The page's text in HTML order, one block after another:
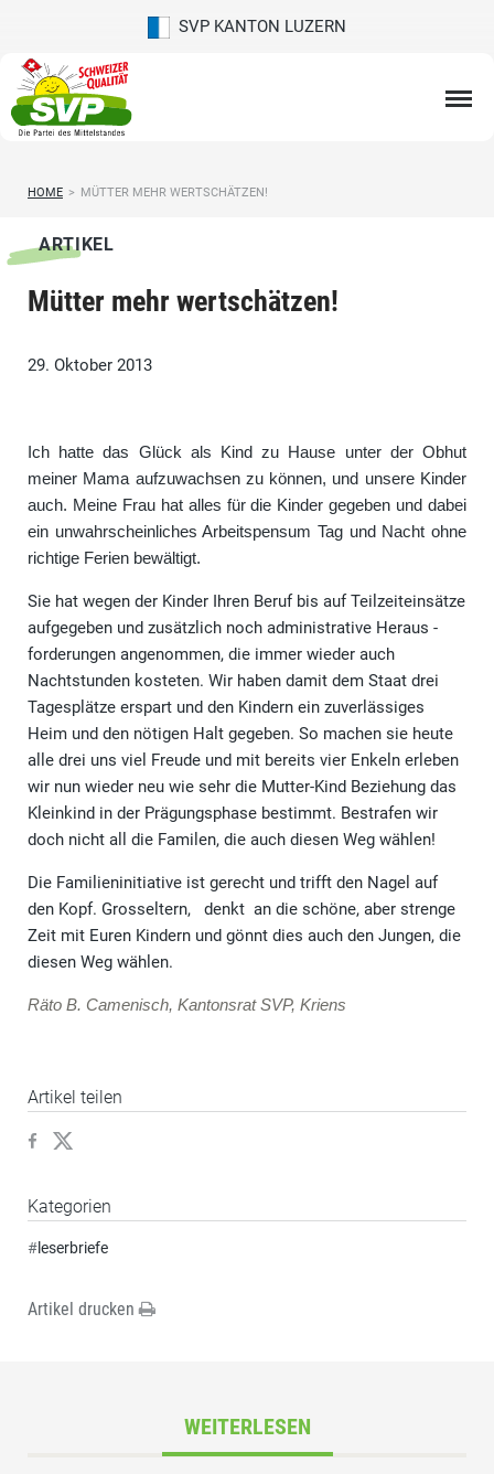
SVP KANTON LUZERN
HOME > MÜTTER MEHR WERTSCHÄTZEN!
ARTIKEL
Mütter mehr wertschätzen!
29. Oktober 2013
Ich hatte das Glück als Kind zu Hause unter der Obhut
meiner Mama aufzuwachsen zu können, und unsere Kinder
auch. Meine Frau hat alles für die Kinder gegeben und dabei
ein unwahrscheinliches Arbeitspensum Tag und Nacht ohne
richtige Ferien bewältigt.
Sie hat wegen der Kinder Ihren Beruf bis auf Teilzeiteinsätze
aufgegeben und zusätzlich noch administrative Heraus -
forderungen angenommen, die immer wieder auch
Nachtstunden kosteten. Wir haben damit dem Staat drei
Tagesplätze erspart und den Kindern ein zuverlässiges
Heim und den nötigen Halt gegeben. So machen sie heute
alle drei uns viel Freude und mit bereits vier Enkeln erleben
wir nun wieder neu wie sehr die Mutter-Kind Beziehung das
Kleinkind in der Prägungsphase bestimmt. Bestrafen wir
doch nicht all die Familen, die auch diesen Weg wählen!
Die Familieninitiative ist gerecht und trifft den Nagel auf
den Kopf. Grosseltern, denkt an die schöne, aber strenge
Zeit mit Euren Kindern und gönnt dies auch den Jungen, die
diesen Weg wählen.
Räto B. Camenisch, Kantonsrat SVP, Kriens
Artikel teilen
Kategorien
#leserbriefe
Artikel drucken
WEITERLESEN